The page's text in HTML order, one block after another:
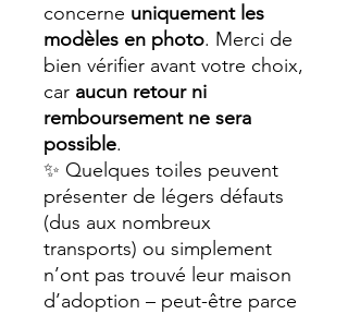
concerne uniquement les
modèles en photo. Merci de
bien vérifier avant votre choix,
car aucun retour ni
remboursement ne sera
possible.
✨ Quelques toiles peuvent
présenter de légers défauts
(dus aux nombreux
transports) ou simplement
n’ont pas trouvé leur maison
d’adoption – peut-être parce